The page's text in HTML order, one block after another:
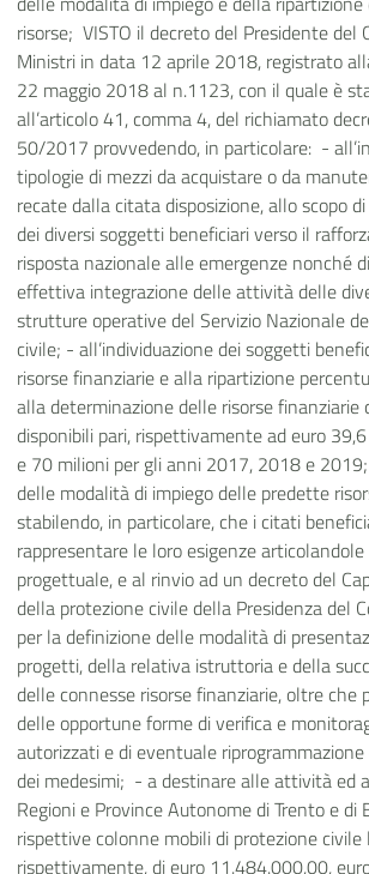
risorse; VISTO il decreto del Presidente del
Ministri in data 12 aprile 2018, registrato
22 maggio 2018 al n.1123, con il quale è
all’articolo 41, comma 4, del richiamato
50/2017 provvedendo, in particolare: -
tipologie di mezzi da acquistare o da
recate dalla citata disposizione, allo scopo
dei diversi soggetti beneficiari verso il
risposta nazionale alle emergenze nonché
effettiva integrazione delle attività delle
strutture operative del Servizio Nazionale
civile; - all’individuazione dei soggetti
risorse finanziarie e alla ripartizione
alla determinazione delle risorse finanziarie
disponibili pari, rispettivamente ad euro
e 70 milioni per gli anni 2017, 2018 e
delle modalità di impiego delle predette
stabilendo, in particolare, che i citati
rappresentare le loro esigenze
progettuale, e al rinvio ad un decreto del
della protezione civile della Presidenza del
per la definizione delle modalità di
progetti, della relativa istruttoria e della
delle connesse risorse finanziarie, oltre che
delle opportune forme di verifica e
autorizzati e di eventuale
dei medesimi; - a destinare alle attività ed
Regioni e Province Autonome di Trento e di
rispettive colonne mobili di protezione civile
rispettivamente, di euro 11.484.000,00,